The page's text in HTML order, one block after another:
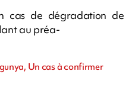
cas de dégradation de
au préa-
Un cas à confirmer